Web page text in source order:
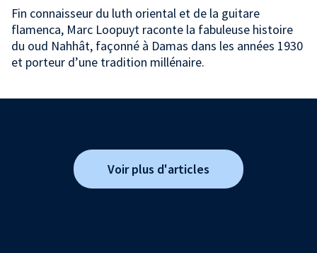
Fin connaisseur du luth oriental et de la guitare
flamenca, Marc Loopuyt raconte la fabuleuse histoire
du oud Nahhât, façonné à Damas dans les années 1930
et porteur d’une tradition millénaire.
Voir plus d'articles